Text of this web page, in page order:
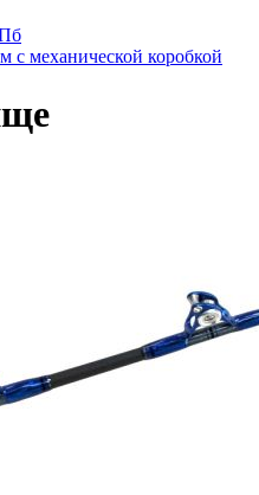
с механической коробкой